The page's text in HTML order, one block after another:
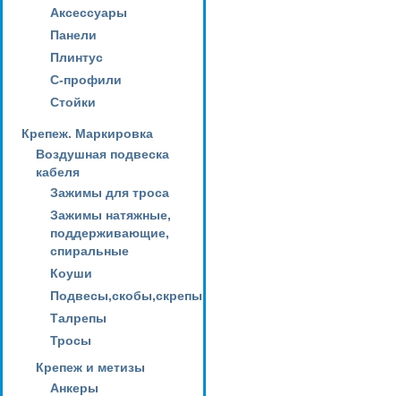
Аксессуары
Панели
Плинтус
С-профили
Стойки
Крепеж. Маркировка
Воздушная подвеска
кабеля
Зажимы для троса
Зажимы натяжные,
поддерживающие,
спиральные
Коуши
Подвесы,скобы,скрепы
Талрепы
Тросы
Крепеж и метизы
Анкеры